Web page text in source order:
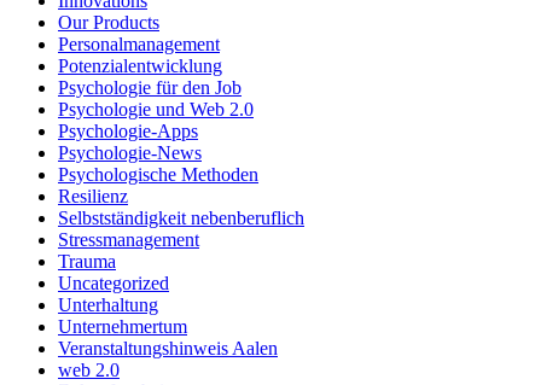
Our Products
Personalmanagement
Potenzialentwicklung
Psychologie für den Job
Psychologie und Web 2.0
Psychologie-Apps
Psychologie-News
Psychologische Methoden
Resilienz
Selbstständigkeit nebenberuflich
Stressmanagement
Trauma
Uncategorized
Unterhaltung
Unternehmertum
Veranstaltungshinweis Aalen
web 2.0